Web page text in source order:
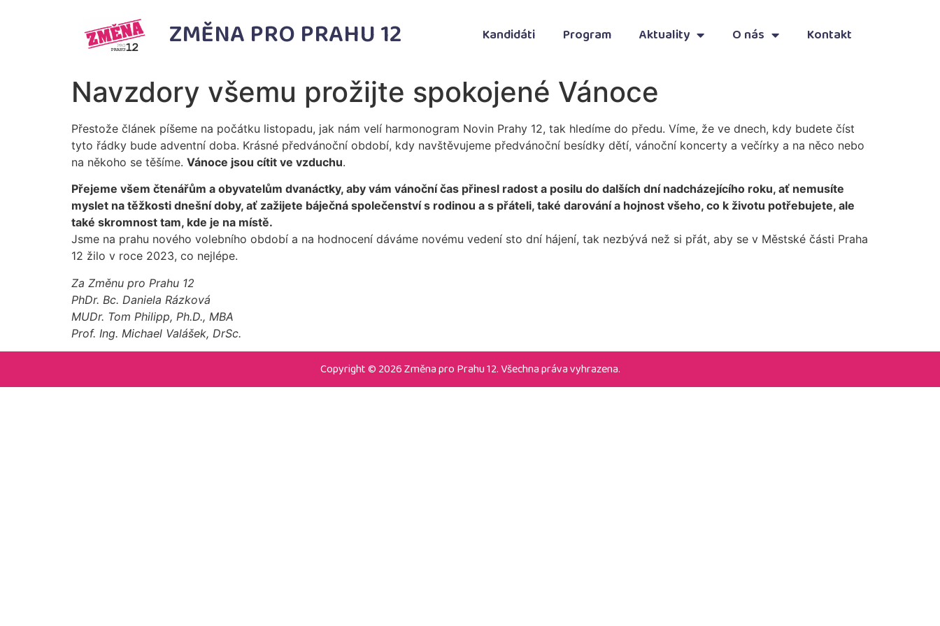
ZMĚNA PRO PRAHU 12 Kandidáti Program Aktuality O nás Kontakt
Navzdory všemu prožijte spokojené Vánoce
Přestože článek píšeme na počátku listopadu, jak nám velí harmonogram Novin Prahy 12, tak hledíme do předu. Víme, že ve dnech, kdy budete číst
tyto řádky bude adventní doba. Krásné předvánoční období, kdy navštěvujeme předvánoční besídky dětí, vánoční koncerty a večírky a na něco nebo
na někoho se těšíme. Vánoce jsou cítit ve vzduchu.
Přejeme všem čtenářům a obyvatelům dvanáctky, aby vám vánoční čas přinesl radost a posilu do dalších dní nadcházejícího roku, ať nemusíte
myslet na těžkosti dnešní doby, ať zažijete báječná společenství s rodinou a s přáteli, také darování a hojnost všeho, co k životu potřebujete, ale
také skromnost tam, kde je na místě.
Jsme na prahu nového volebního období a na hodnocení dáváme novému vedení sto dní hájení, tak nezbývá než si přát, aby se v Městské části Praha
12 žilo v roce 2023, co nejlépe.
Za Změnu pro Prahu 12
PhDr. Bc. Daniela Rázková
MUDr. Tom Philipp, Ph.D., MBA
Prof. Ing. Michael Valášek, DrSc.
Copyright © 2026 Změna pro Prahu 12. Všechna práva vyhrazena.